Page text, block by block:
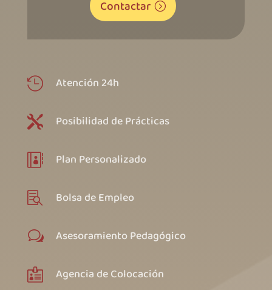
Contactar
 Atención 24h
 Posibilidad de Prácticas
 Plan Personalizado
 Bolsa de Empleo
w Asesoramiento Pedagógico
 Agencia de Colocación